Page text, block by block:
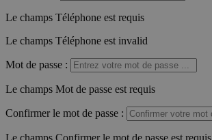
Le champs Téléphone est requis
Le champs Téléphone est invalid
Mot de passe :
Le champs Mot de passe est requis
Confirmer le mot de passe :